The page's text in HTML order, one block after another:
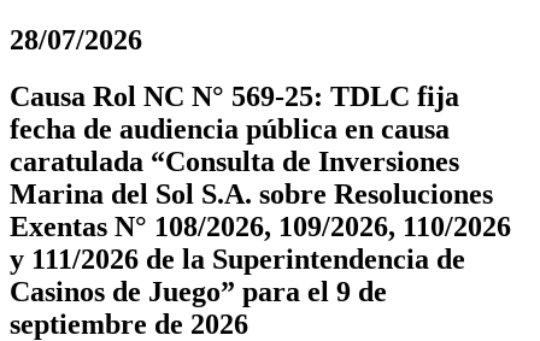
28/07/2026
Causa Rol NC N° 569-25: TDLC fija
fecha de audiencia pública en causa
caratulada “Consulta de Inversiones
Marina del Sol S.A. sobre Resoluciones
Exentas N° 108/2026, 109/2026, 110/2026
y 111/2026 de la Superintendencia de
Casinos de Juego” para el 9 de
septiembre de 2026